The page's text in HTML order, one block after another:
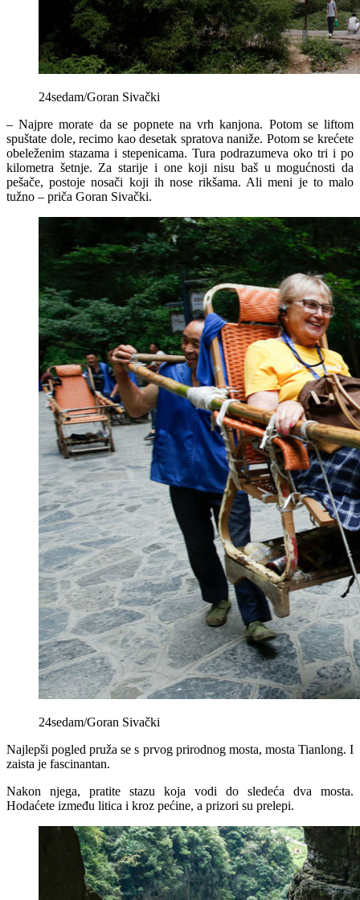
24sedam/Goran Sivački
– Najpre morate da se popnete na vrh kanjona. Potom se liftom
spuštate dole, recimo kao desetak spratova naniže. Potom se krećete
obeleženim stazama i stepenicama. Tura podrazumeva oko tri i po
kilometra šetnje. Za starije i one koji nisu baš u mogućnosti da
pešače, postoje nosači koji ih nose rikšama. Ali meni je to malo
tužno – priča Goran Sivački.
24sedam/Goran Sivački
Najlepši pogled pruža se s prvog prirodnog mosta, mosta Tianlong. I
zaista je fascinantan.
Nakon njega, pratite stazu koja vodi do sledeća dva mosta.
Hodaćete između litica i kroz pećine, a prizori su prelepi.